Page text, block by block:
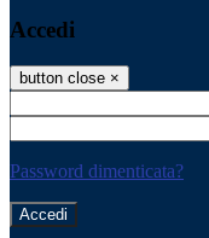
Accedi
button close ×
Password dimenticata?